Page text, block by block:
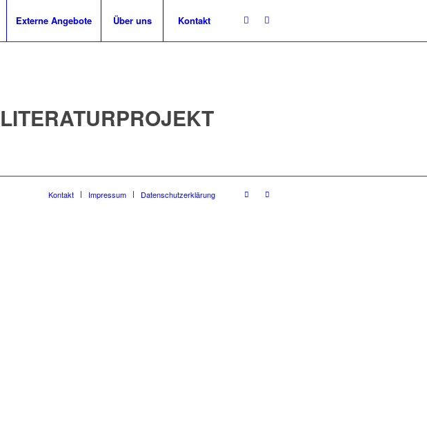
Externe Angebote Über uns Kontakt
LITERATURPROJEKT
Kontakt Impressum Datenschutzerklärung